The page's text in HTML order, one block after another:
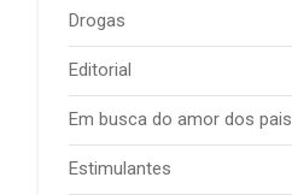
Drogas
Editorial
Em busca do amor dos pais
Estimulantes